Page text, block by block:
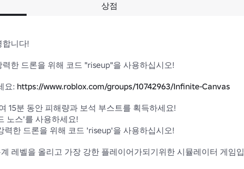
상점
합니다!
한 드론을 위해 코드 "riseup"을 사용하십시오!
요: https://www.roblox.com/groups/10742963/Infinite-Canvas
15분 동안 피해량과 보석 부스트를 획득하세요!
노스'를 사용하세요!
력한 드론을 위해 코드 'riseup'을 사용하십시오!
레벨을 올리고 가장 강한 플레이어가되기위한 시뮬레이터 게임